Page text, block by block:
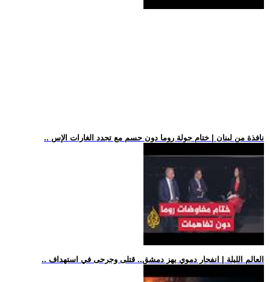
.. نافذة من لبنان | ختام جولة روما دون حسم مع تجدد الغارات الإس
.. العالم الليلة | انفجار دموي يهز دمشق.. قتلى وجرحى في استهداف